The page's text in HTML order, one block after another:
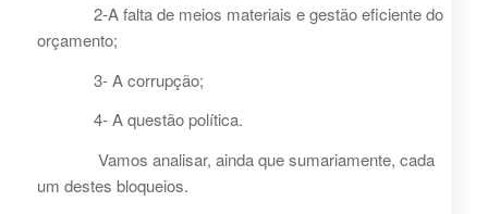
2-A falta de meios materiais e gestão eficiente do
orçamento;
3- A corrupção;
4- A questão política.
Vamos analisar, ainda que sumariamente, cada
um destes bloqueios.